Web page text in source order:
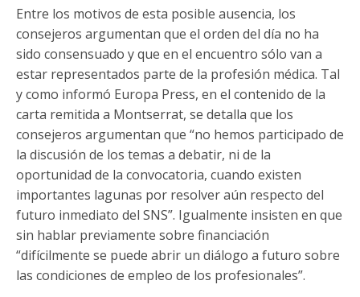
Entre los motivos de esta posible ausencia, los
consejeros argumentan que el orden del día no ha
sido consensuado y que en el encuentro sólo van a
estar representados parte de la profesión médica. Tal
y como informó Europa Press, en el contenido de la
carta remitida a Montserrat, se detalla que los
consejeros argumentan que “no hemos participado de
la discusión de los temas a debatir, ni de la
oportunidad de la convocatoria, cuando existen
importantes lagunas por resolver aún respecto del
futuro inmediato del SNS”. Igualmente insisten en que
sin hablar previamente sobre financiación
“difícilmente se puede abrir un diálogo a futuro sobre
las condiciones de empleo de los profesionales”.